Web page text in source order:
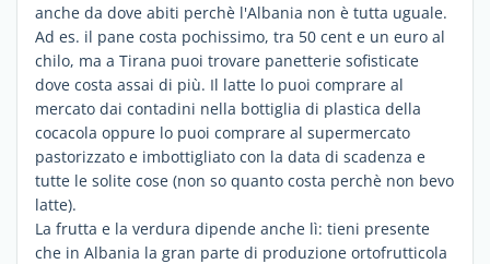
anche da dove abiti perchè l'Albania non è tutta uguale.
Ad es. il pane costa pochissimo, tra 50 cent e un euro al
chilo, ma a Tirana puoi trovare panetterie sofisticate
dove costa assai di più. Il latte lo puoi comprare al
mercato dai contadini nella bottiglia di plastica della
cocacola oppure lo puoi comprare al supermercato
pastorizzato e imbottigliato con la data di scadenza e
tutte le solite cose (non so quanto costa perchè non bevo
latte).
La frutta e la verdura dipende anche lì: tieni presente
che in Albania la gran parte di produzione ortofrutticola